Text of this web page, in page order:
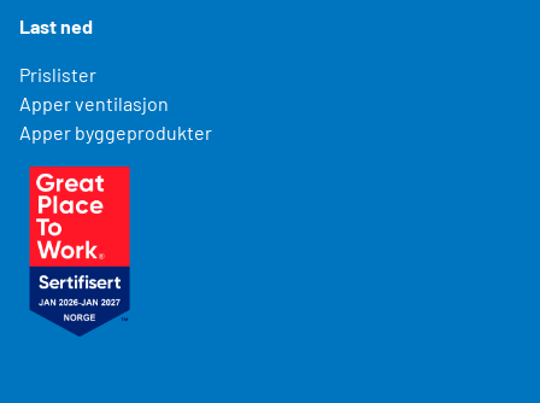
Last ned
Prislister
Apper ventilasjon
Apper byggeprodukter